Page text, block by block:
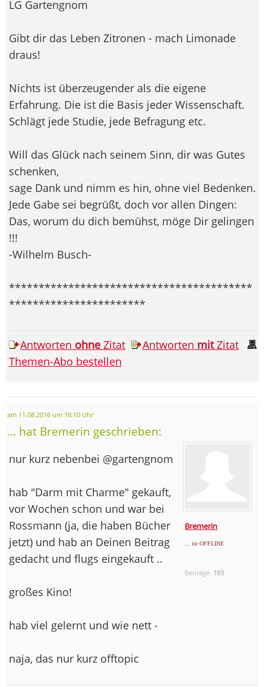
LG Gartengnom
Gibt dir das Leben Zitronen - mach Limonade
draus!
Nichts ist überzeugender als die eigene
Erfahrung. Die ist die Basis jeder Wissenschaft.
Schlägt jede Studie, jede Befragung etc.
Will das Glück nach seinem Sinn, dir was Gutes
schenken,
sage Dank und nimm es hin, ohne viel Bedenken.
Jede Gabe sei begrüßt, doch vor allen Dingen:
Das, worum du dich bemühst, möge Dir gelingen
!!!
-Wilhelm Busch-
*****************************************
***********************
Antworten ohne Zitat Antworten mitZitat
Themen-Abo bestellen
am 11.08.2016 um 18:10 Uhr
... hat Bremerin geschrieben:
Bremerin
... ist OFFLINE
Beiträge: 183
nur kurz nebenbei @gartengnom
hab "Darm mit Charme" gekauft,
vor Wochen schon und war bei
Rossmann (ja, die haben Bücher
jetzt) und hab an Deinen Beitrag
gedacht und flugs eingekauft ..
großes Kino!
hab viel gelernt und wie nett -
naja, das nur kurz offtopic